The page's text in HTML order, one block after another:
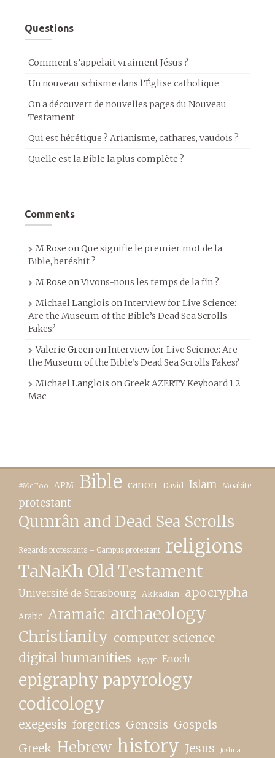
Questions
Comment s’appelait vraiment Jésus ?
Un nouveau schisme dans l’Église catholique
On a découvert de nouvelles pages du Nouveau
Testament
Qui est hérétique ? Arianisme, cathares, vaudois ?
Quelle est la Bible la plus complète ?
Comments
M.Rose onQue signifie le premier mot de la
Bible, beréshit ?
M.Rose onVivons-nous les temps de la fin ?
Michael Langlois onInterview for Live Science:
Are the Museum of the Bible’s Dead Sea Scrolls
Fakes?
Valerie GreenonInterview for Live Science: Are
the Museum of the Bible’s Dead Sea Scrolls Fakes?
Michael Langlois onGreek AZERTY Keyboard 1.2
Mac
#MeToo APM Bible canon David Islam Moabite
protestant
Qumrân and Dead Sea Scrolls
Regards protestants – Campus protestant religions
TaNaKh Old Testament
Université de Strasbourg Akkadian apocrypha
Arabic Aramaic archaeology
Christianity computer science
digital humanities Egypt Enoch
epigraphy papyrology
codicology
exegesis forgeries Genesis Gospels
Greek Hebrew history Jesus Joshua